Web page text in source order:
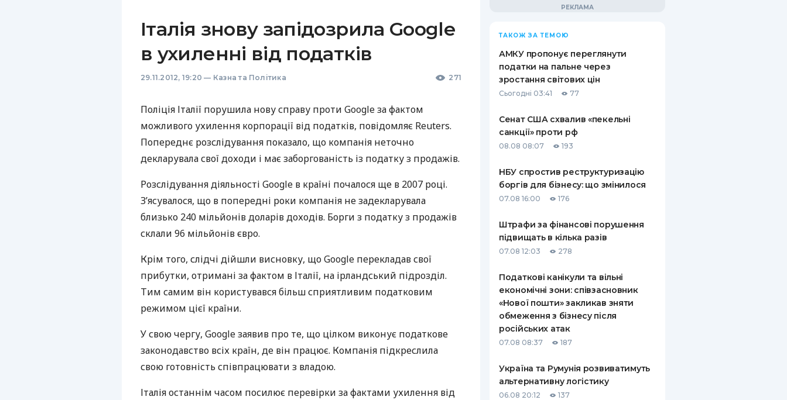
Італія знову запідозрила Google
в ухиленні від податків
29.11.2012, 19:20 — Казна та Політика 271
Поліція Італії порушила нову справу проти Google за фактом
можливого ухилення корпорації від податків, повідомляє Reuters.
Попереднє розслідування показало, що компанія неточно
декларувала свої доходи і має заборгованість із податку з продажів.
Розслідування діяльності Google в країні почалося ще в 2007 році.
З’ясувалося, що в попередні роки компанія не задекларувала
близько 240 мільйонів доларів доходів. Борги з податку з продажів
склали 96 мільйонів євро.
Крім того, слідчі дійшли висновку, що Google перекладав свої
прибутки, отримані за фактом в Італії, на ірландський підрозділ.
Тим самим він користувався більш сприятливим податковим
режимом цієї країни.
У свою чергу, Google заявив про те, що цілком виконує податкове
законодавство всіх країн, де він працює. Компанія підкреслила
свою готовність співпрацювати з владою.
Італія останнім часом посилює перевірки за фактами ухилення від
ТАКОЖ ЗА ТЕМОЮ
АМКУ пропонує переглянути
податки на пальне через
зростання світових цін
Сьогодні 03:41 77
Сенат США схвалив «пекельні
санкції» проти рф
08.08 08:07 193
НБУ спростив реструктуризацію
боргів для бізнесу: що змінилося
07.08 16:00 176
Штрафи за фінансові порушення
підвищать в кілька разів
07.08 12:03 278
Податкові канікули та вільні
економічні зони: співзасновник
«Нової пошти» закликав зняти
обмеження з бізнесу після
російських атак
07.08 08:37 187
Україна та Румунія розвиватимуть
альтернативну логістику
06.08 20:12 137